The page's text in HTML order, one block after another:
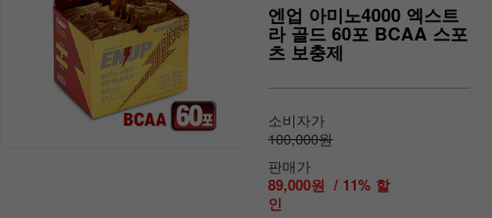
엔업 아미노4000 엑스트
라 골드 60포 BCAA 스포
츠 보충제
소비자가
100,000원
판매가
89,000원 / 11% 할
인